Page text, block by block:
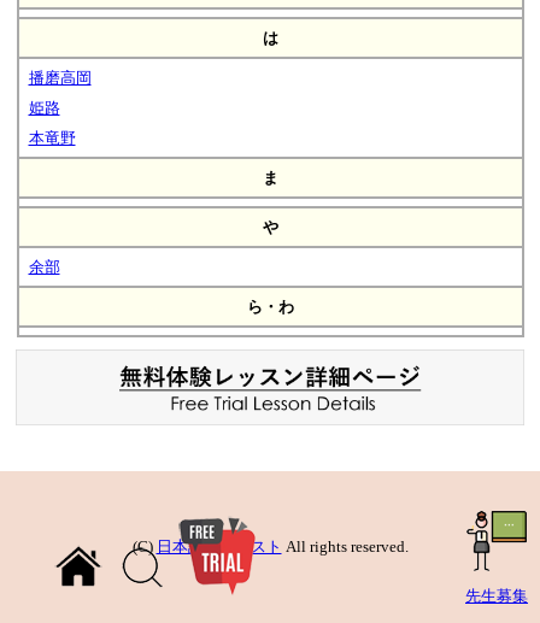
先生募集
は
播磨高岡
姫路
本竜野
ま
や
余部
ら・わ
(C) 日本語先生リスト All rights reserved.